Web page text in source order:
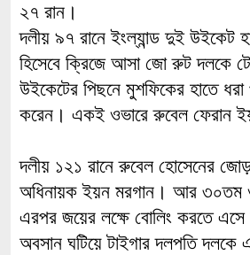
২৭ রান।
দলীয় ৯৭ রানে ইংল্যান্ড দুই উইকেট
হিসেবে ক্রিজে আসা জো রুট দলকে
উইকেটের পিছনে মুশফিকের হাতে
করেন। একই ওভারে রুবেল ফেরান
দলীয় ১২১ রানে রুবেল হোসেনের
অধিনায়ক ইয়ন মরগান। আর ৩০তম
এরপর জয়ের লক্ষে বোলিং করতে
অবসান ঘটিয়ে টাইগার দলপতি